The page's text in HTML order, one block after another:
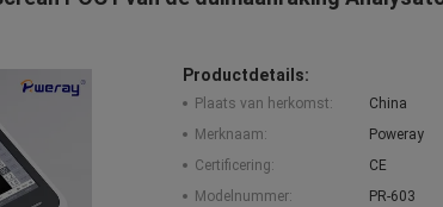
Productdetails:
Plaats van herkomst:
China
Merknaam:
Poweray
Certificering:
CE
Modelnummer:
PR-603